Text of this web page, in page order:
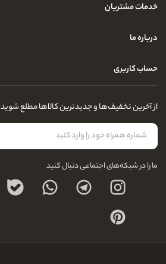
خدمات مشتریان
حریم خصوصی کاربران
تماس با ما
درباره ما
سوالات متداول
آدرس فروشگاه
نحوه ارسال کالا
نحوه بازگشت کالا
درباره ما
حساب کاربری
لیست علاقه‌مندی
حساب کاربری
از آخرین تخفیف‌ها و جدیدترین کالاها مطلع شوید
ما را در شبکه‌های اجتماعی دنبال کنید